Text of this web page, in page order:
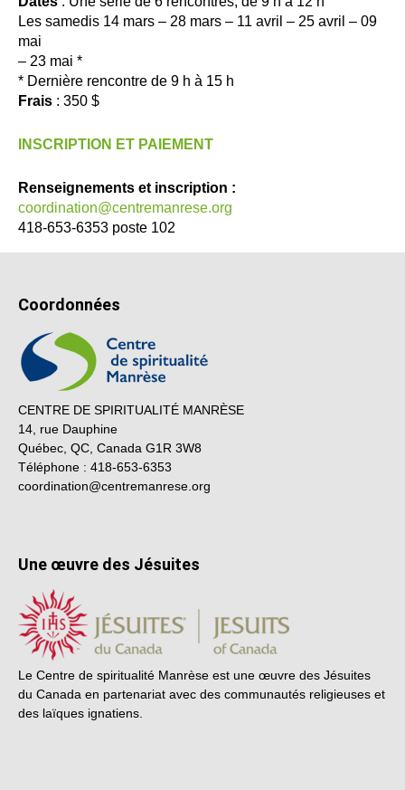
Les samedis 14 mars – 28 mars – 11 avril – 25 avril – 09
mai
– 23 mai *
* Dernière rencontre de 9 h à 15 h
Frais : 350 $
INSCRIPTION ET PAIEMENT
Renseignements et inscription :
coordination@centremanrese.org
418-653-6353 poste 102
Coordonnées
CENTRE DE SPIRITUALITÉ MANRÈSE
14, rue Dauphine
Québec, QC, Canada G1R 3W8
Téléphone : 418-653-6353
coordination@centremanrese.org
Une œuvre des Jésuites
Le Centre de spiritualité Manrèse est une œuvre des Jésuites
du Canada en partenariat avec des communautés religieuses et
des laïques ignatiens.